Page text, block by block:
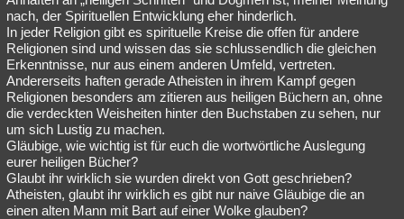
Philosophie Träume Orte Esoterik Literatur
Astronomie Helpdesk Gruppen Gaming Filme
Musik Clash Verbesserungen Allmystery English
Übersichten
Besucht Teilgenommen
Lesenswert Schlüsselwörter
nach, der Spirituellen Entwicklung eher hinderlich.
In jeder Religion gibt es spirituelle Kreise die offen für andere
Religionen sind und wissen das sie schlussendlich die gleichen
Erkenntnisse, nur aus einem anderen Umfeld, vertreten.
Andererseits haften gerade Atheisten in ihrem Kampf gegen
Religionen besonders am zitieren aus heiligen Büchern an, ohne
die verdeckten Weisheiten hinter den Buchstaben zu sehen, nur
um sich Lustig zu machen.
Gläubige, wie wichtig ist für euch die wortwörtliche Auslegung
eurer heiligen Bücher?
Glaubt ihr wirklich sie wurden direkt von Gott geschrieben?
Atheisten, glaubt ihr wirklich es gibt nur naive Gläubige die an
einen alten Mann mit Bart auf einer Wolke glauben?